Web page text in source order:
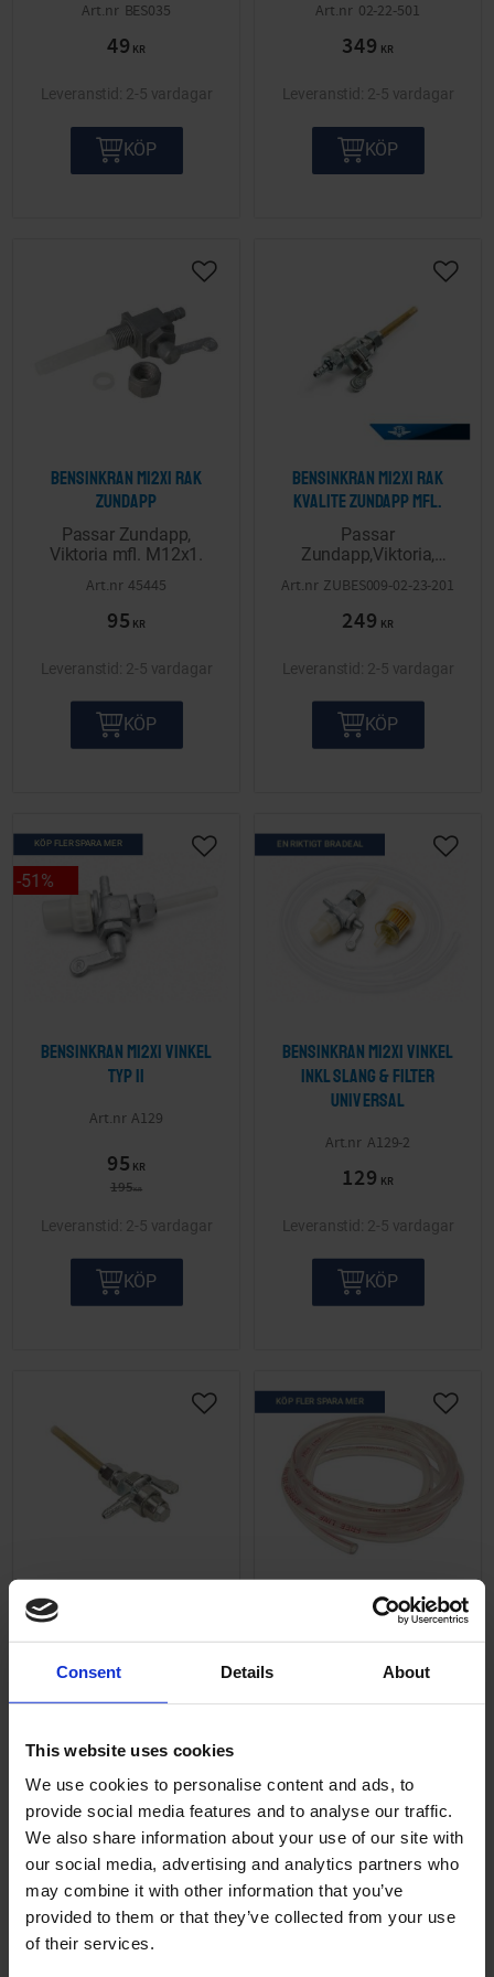
Consent Details About
This website uses cookies
We use cookies to personalise content and ads, to
provide social media features and to analyse our traffic.
We also share information about your use of our site with
our social media, advertising and analytics partners who
may combine it with other information that you’ve
provided to them or that they’ve collected from your use
of their services.
BES035
49 KR
2-5 vardagar
KÖP
02-22-501
349 KR
2-5 vardagar
KÖP
Bensinkran M12x1 rak
Zundapp
Passar Zundapp,
Viktoria mfl. M12x1.
45445
95 KR
Lägg till i önskelista
2-5 vardagar
KÖP
Bensinkran M12x1 rak
kvalite Zundapp mfl.
Passar
Zundapp,Viktoria,
Husqvarna mfl. M12x1.
ZUBES009-02-23-201
249 KR
Lägg
2-5 vardagar
KÖP
Bensinkran M12x1 vinkel
Typ II
A129
95 KR
195KR
51 %
KÖP FLER SPARA MER
Lägg till i önskelista
2-5 vardagar
KÖP
Bensinkran M12x1 vinkel
inkl slang & filter
Universal
A129-2
129 KR
EN RIKTIGT BRA DEAL
Lägg
2-5 vardagar
KÖP
Bensinkran M12x1 vinkel
Passar Zundapp,
159KR
Lägg till i önskelista
2-5 vardagar
KÖP
Bensinslang Toppkvalite
5x9mm 1 meter
17-6000-11
KÖP FLER SPARA MER
Lägg
2-5 vardagar
KÖP